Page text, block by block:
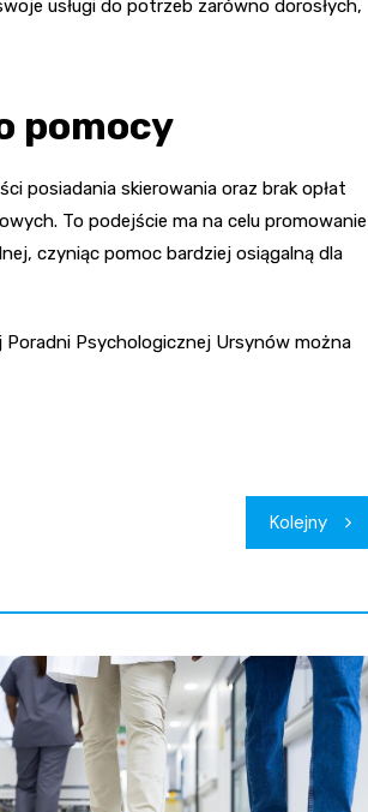
usługi do potrzeb zarówno dorosłych,
pomocy
posiadania skierowania oraz brak opłat
To podejście ma na celu promowanie
czyniąc pomoc bardziej osiągalną dla
Psychologicznej Ursynów można
Kolejny